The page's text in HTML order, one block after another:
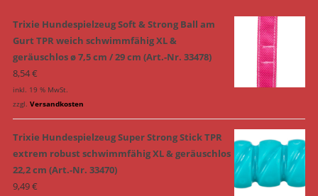
Trixie Hundespielzeug Soft & Strong Ball am
Gurt TPR weich schwimmfähig XL &
geräuschlos ø 7,5 cm / 29 cm (Art.-Nr. 33478)
8,54€
inkl. 19 % MwSt.
zzgl. Versandkosten
Trixie Hundespielzeug Super Strong Stick TPR
extrem robust schwimmfähig XL & geräuschlos
22,2 cm (Art.-Nr. 33470)
9,49€